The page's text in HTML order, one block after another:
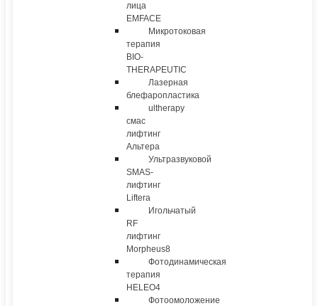
лица
EMFACE
Микротоковая
терапия
BIO-
THERAPEUTIC
Лазерная
блефаропластика
ultherapy
смас
лифтинг
Альтера
Ультразвуковой
SMAS-
лифтинг
Liftera
Игольчатый
RF
лифтинг
Morpheus8
Фотодинамическая
терапия
HELEO4
Фотоомоложение